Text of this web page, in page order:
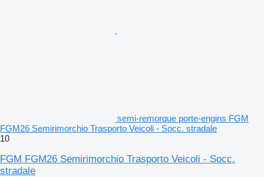
semi-remorque porte-engins FGM
FGM26 Semirimorchio Trasporto Veicoli - Socc. stradale
10
FGM FGM26 Semirimorchio Trasporto Veicoli - Socc.
stradale